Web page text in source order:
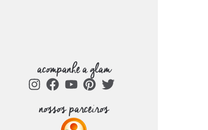
acompanhe a glam
nossos parceiros